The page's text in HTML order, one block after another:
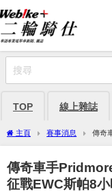
TOP 線上雜誌
主頁 賽事消息
傳奇
帕8小時耐力賽！
傳奇車手
征戰EWC斯帕8小